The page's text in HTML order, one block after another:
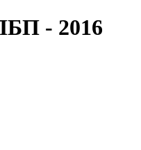
- 2016